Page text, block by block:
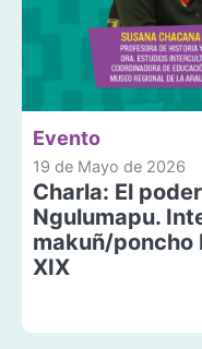
Evento
19 de Mayo de 2026
Charla: El
Ngulumapu.
makuñ/poncho
XIX